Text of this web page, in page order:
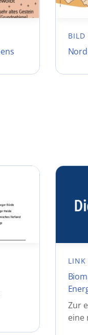
BILD
LINK
Zur
eine